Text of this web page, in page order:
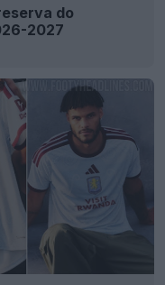
do
2027